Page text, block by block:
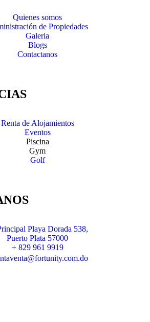
Quienes somos
de Propiedades
Galeria
Blogs
Contactanos
Renta de Alojamientos
Eventos
Piscina
Gym
Golf
Playa Dorada 538,
Puerto Plata 57000
+ 829 961 9919